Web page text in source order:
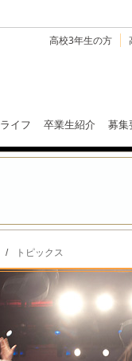
高校3年生の方
イフ 卒業生紹介 募集
/ トピックス